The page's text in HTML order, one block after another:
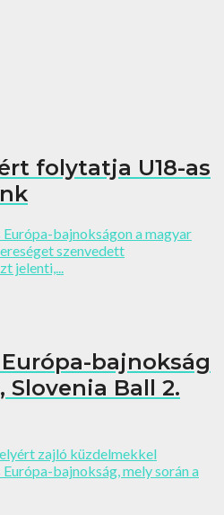
folytatja U18-as
bajnokságon a magyar
szenvedett
jelenti,...
Európa-bajnokság
Slovenia Ball 2.
zajló küzdelmekkel
bajnokság, mely során a